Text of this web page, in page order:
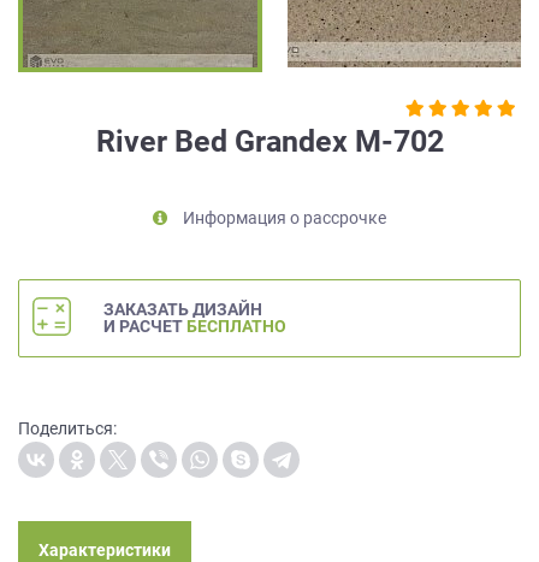
River Bed Grandex M-702
Информация о рассрочке
ЗАКАЗАТЬ ДИЗАЙН
И РАСЧЕТ БЕСПЛАТНО
Поделиться:
Характеристики
обработку
персональных
метрическими
программами
условиях
Политики
персональных
данных.